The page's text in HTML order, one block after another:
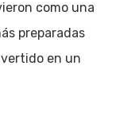
como una
preparadas
en un